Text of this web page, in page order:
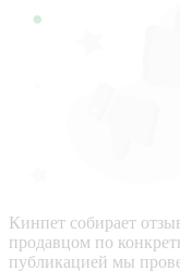
Кинпет собирает
продавцом по
публикацией мы